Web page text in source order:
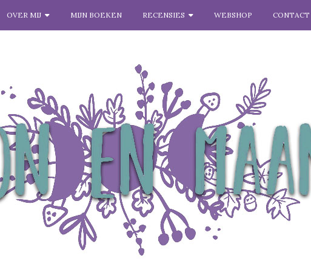
OVER MIJ MIJN BOEKEN RECENSIES WEBSHOP CONTACT